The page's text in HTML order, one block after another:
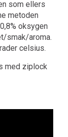
som ellers
metoden
oksygen
smak/aroma.
celsius.
med ziplock